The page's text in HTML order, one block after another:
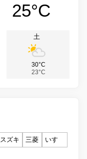
25°C
土
30°C
23°C
スズキ 三菱
いすゞ